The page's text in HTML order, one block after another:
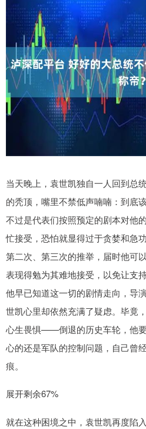
当天晚上，袁世凯独自一人回到总
的秃顶，嘴里不禁低声喃喃：到底
不过是代表们按照预定的剧本对他
忙接受，恐怕就显得过于贪婪和急
第二次、第三次的推举，届时他可
表现得勉为其难地接受，以免让支
他早已知道这一切的剧情走向，导
世凯心里却依然充满了疑虑。毕竟
心生畏惧——倒退的历史车轮，他
心的还是军队的控制问题，自己曾
痕。
展开剩余67%
就在这种困境之中，袁世凯再度陷